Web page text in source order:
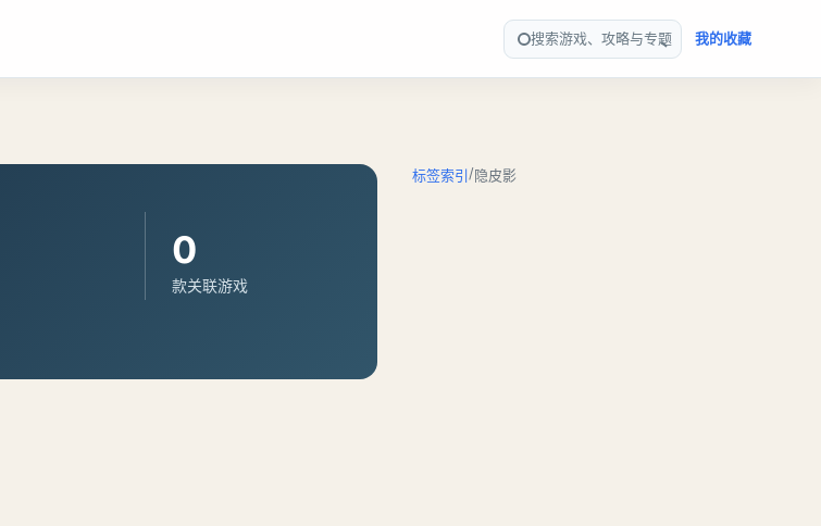
搜索游戏、攻略与专题 我的收藏
0
款关联游戏
标签索引/隐皮影